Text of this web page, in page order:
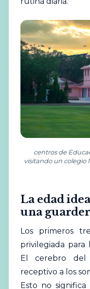
centros de
visitando un colegio
La edad
una
Los primeros
privilegiada para
El cerebro del
receptivo a los
Esto no